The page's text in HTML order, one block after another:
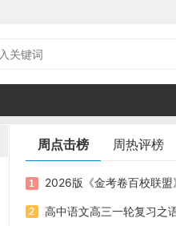
周点击榜 周热评榜